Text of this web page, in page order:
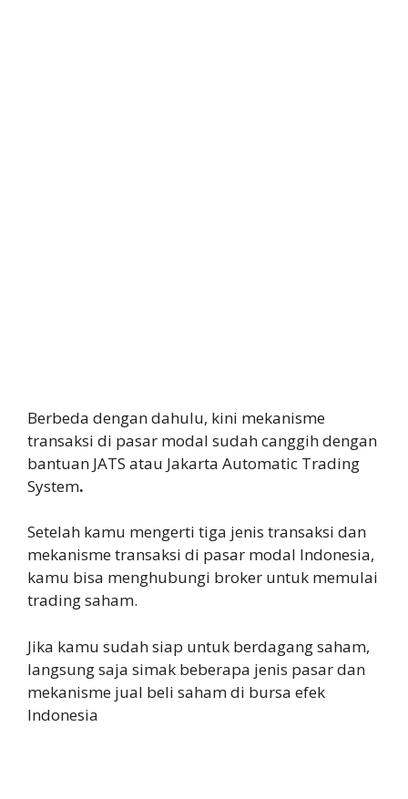
Berbeda dengan dahulu, kini mekanisme
transaksi di pasar modal sudah canggih dengan
bantuan JATS atau Jakarta Automatic Trading
System.
Setelah kamu mengerti tiga jenis transaksi dan
mekanisme transaksi di pasar modal Indonesia,
kamu bisa menghubungi broker untuk memulai
trading saham.
Jika kamu sudah siap untuk berdagang saham,
langsung saja simak beberapa jenis pasar dan
mekanisme jual beli saham di bursa efek
Indonesia